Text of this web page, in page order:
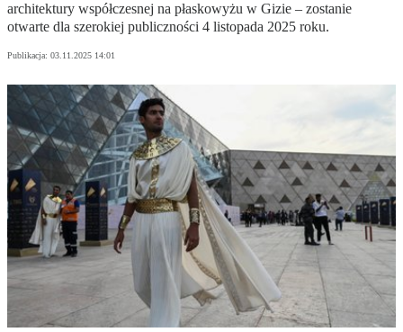
architektury współczesnej na płaskowyżu w Gizie – zostanie
otwarte dla szerokiej publiczności 4 listopada 2025 roku.
Publikacja: 03.11.2025 14:01